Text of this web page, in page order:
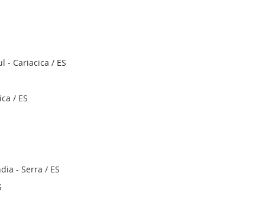
- Cariacica / ES
/ ES
- Serra / ES